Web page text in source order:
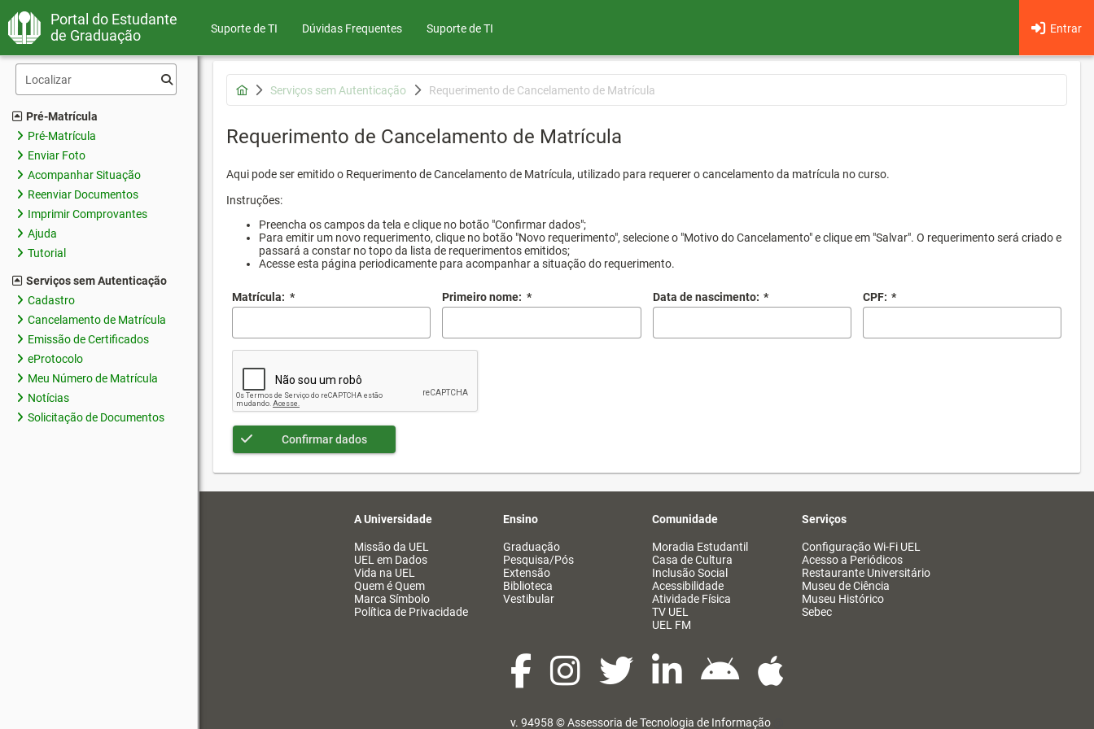
Portal do Estudante
de Graduação
Suporte de TI Dúvidas Frequentes Entrar
Suporte de TI
Pré-Matrícula
Pré-Matrícula
Enviar Foto
Acompanhar Situação
Reenviar Documentos
Imprimir Comprovantes
Ajuda
Tutorial
Serviços sem Autenticação
Cadastro
Cancelamento de Matrícula
Emissão de Certificados
eProtocolo
Meu Número de Matrícula
Notícias
Solicitação de Documentos
Serviços sem Autenticação Requerimento de Cancelamento de Matrícula
Requerimento de Cancelamento de Matrícula
Aqui pode ser emitido o Requerimento de Cancelamento de Matrícula, utilizado para requerer o cancelamento da matrícula no curso.
Instruções:
Preencha os campos da tela e clique no botão "Confirmar dados";
Para emitir um novo requerimento, clique no botão "Novo requerimento", selecione o "Motivo do Cancelamento" e clique em "Salvar". O requerimento será criado e
passará a constar no topo da lista de requerimentos emitidos;
Acesse esta página periodicamente para acompanhar a situação do requerimento.
Matrícula: * Primeiro nome: * Data de nascimento: * CPF: *
Confirmar dados
A Universidade
Missão da UEL
UEL em Dados
Vida na UEL
Quem é Quem
Marca Símbolo
Política de Privacidade
Ensino
Graduação
Pesquisa/Pós
Extensão
Biblioteca
Vestibular
Comunidade
Moradia Estudantil
Casa de Cultura
Inclusão Social
Acessibilidade
Atividade Física
TV UEL
UEL FM
Serviços
Configuração Wi-Fi UEL
Acesso a Periódicos
Restaurante Universitário
Museu de Ciência
Museu Histórico
Sebec
v. 94958 ©Assessoria de Tecnologia de Informação